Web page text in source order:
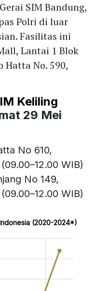
SIM Bandung,
Polri di luar
Fasilitas ini
Lantai 1 Blok
Hatta No. 590,
Keliling
29 Mei
No 610,
WIB)
No 149,
WIB)